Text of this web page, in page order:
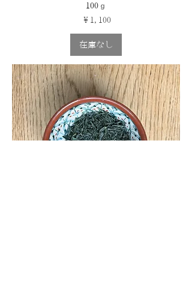
100ｇ
価格
￥1,100
在庫なし